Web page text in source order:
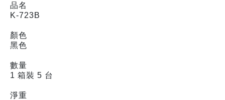
品名
K-723B
顏色
黑色
數量
1 箱裝 5 台
淨重